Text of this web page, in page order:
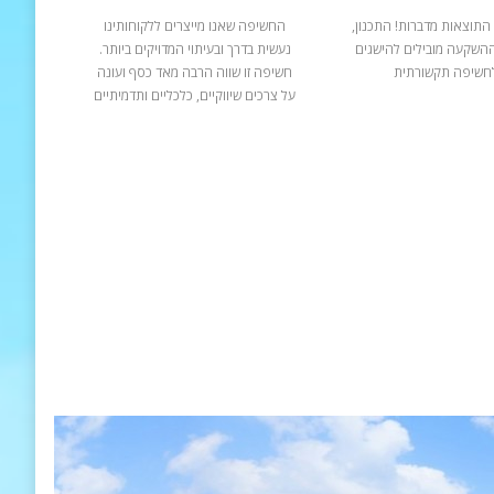
מדברות! התכנון,
מובילים להישגים
תקשורתית
החשיפה שאנו מייצרים ללקוחותינו
נעשית בדרך ובעיתוי המדויקים ביותר.
חשיפה זו שווה הרבה מאד כסף ועונה
על צרכים שיווקיים, כלכליים ותדמיתיים